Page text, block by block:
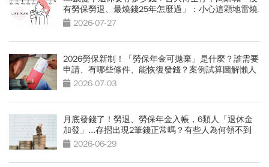
有勞保勞退、最燒錢25年怎麼過」：小心這顆地雷燒
光存款
2026-07-27
2026勞保新制！「勞保年金可拋棄」是什麼？誰需要
申請、有哪些條件、能恢復發錢？案例試算圖解懶人
包 2026-07-03
月底發錢了！勞退、勞保年金入帳，6類人「退休金
加發」...存摺出現2筆錢正常嗎？有些人為何領不到
2026-06-29